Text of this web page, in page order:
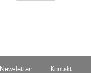
Newsletter Kontakt